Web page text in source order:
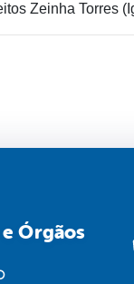
Zeinha Torres
Órgãos